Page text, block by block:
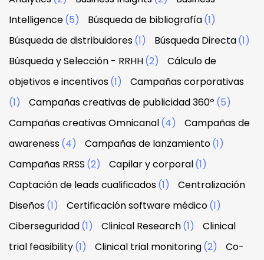
Intelligence(5) Búsqueda de bibliografía(1)
Búsqueda de distribuidores(1) Búsqueda Directa(1)
Búsqueda y Selección - RRHH(2)
Cálculo de
objetivos e incentivos(1)
Campañas corporativas
(1)
Campañas creativas de publicidad 360º (5)
Campañas creativas Omnicanal(4)
Campañas de
awareness(4) Campañas de lanzamiento(1)
Campañas RRSS (2) Capilar y corporal(1)
Captación de leads cualificados(1)
Centralización
Diseños(1) Certificación software médico(1)
Ciberseguridad(1) Clinical Research(1)
Clinical
trial feasibility(1) Clinical trial monitoring(2)
Co-